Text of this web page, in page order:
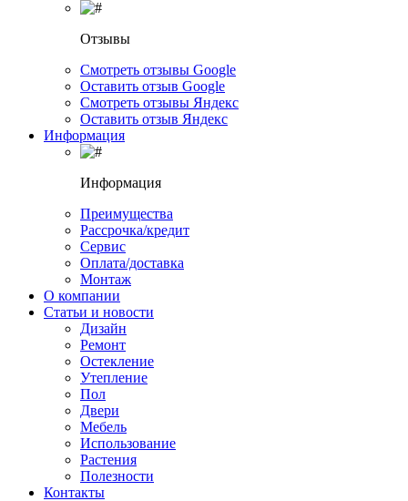
Отзывы
Смотреть отзывы Google
Оставить отзыв Google
Смотреть отзывы Яндекс
Оставить отзыв Яндекс
Информация
Информация
Преимущества
Рассрочка/кредит
Сервис
Оплата/доставка
Монтаж
О компании
Статьи и новости
Дизайн
Ремонт
Остекление
Утепление
Пол
Двери
Мебель
Использование
Растения
Полезности
Контакты